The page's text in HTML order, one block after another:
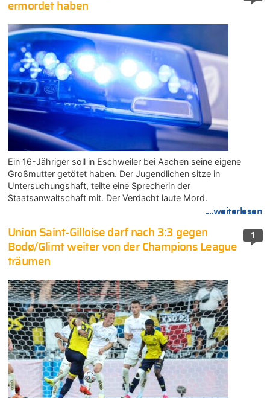
ermordet haben
Ein 16-Jähriger soll in Eschweiler bei Aachen seine eigene
Großmutter getötet haben. Der Jugendlichen sitze in
Untersuchungshaft, teilte eine Sprecherin der
Staatsanwaltschaft mit. Der Verdacht laute Mord.
....weiterlesen
1
Union Saint-Gilloise darf nach 3:3 gegen
Bodø/Glimt weiter von der Champions League
träumen